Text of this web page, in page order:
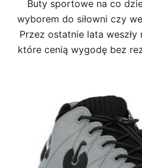
Buty sportowe na co
wyborem do siłowni czy
Przez ostatnie lata weszły
które cenią wygodę bez